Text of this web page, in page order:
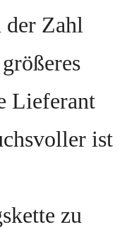
der Zahl
Lieferant
ist
zu